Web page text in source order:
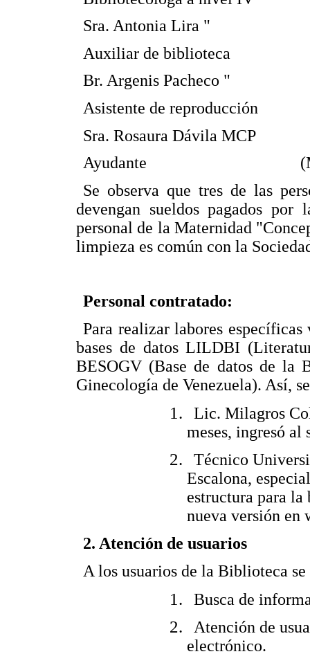
Sra. Antonia Lira "
Auxiliar de biblioteca
Br. Argenis Pacheco "
Asistente de reproducción
Sra. Rosaura Dávila MCP
Ayudante
Se observa que tres de las
devengan sueldos pagados
personal de la Maternidad
limpieza es común con la
Personal contratado:
Para realizar labores
bases de datos LILDBI
BESOGV (Base de datos de la
Ginecología de Venezuela). Así,
Lic. Milagros
meses, ingresó
Técnico
Escalona,
estructura para la
nueva versión en
2. Atención de usuarios
A los usuarios de la Biblioteca
Busca de
Atención de
electrónico.